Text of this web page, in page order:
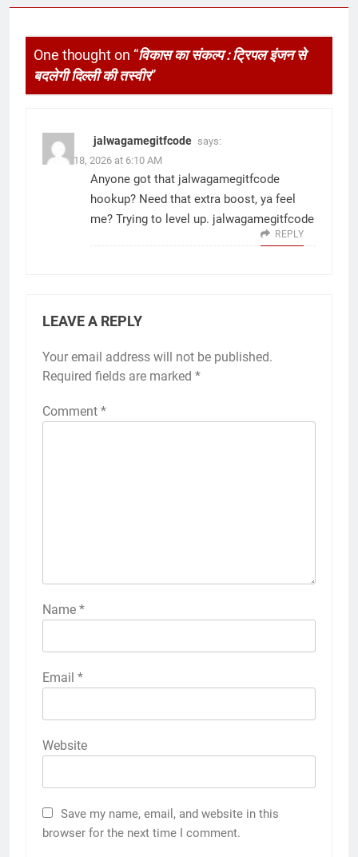
One thought on “विकास का संकल्प : ट्रिपल इंजन से
बदलेगी दिल्ली की तस्वीर”
jalwagamegitfcode says:
March 18, 2026 at 6:10 AM
Anyone got that jalwagamegitfcode
hookup? Need that extra boost, ya feel
me? Trying to level up. jalwagamegitfcode
REPLY
LEAVE A REPLY
Your email address will not be published.
Required fields are marked *
Comment *
Name *
Email *
Website
Save my name, email, and website in this
browser for the next time I comment.